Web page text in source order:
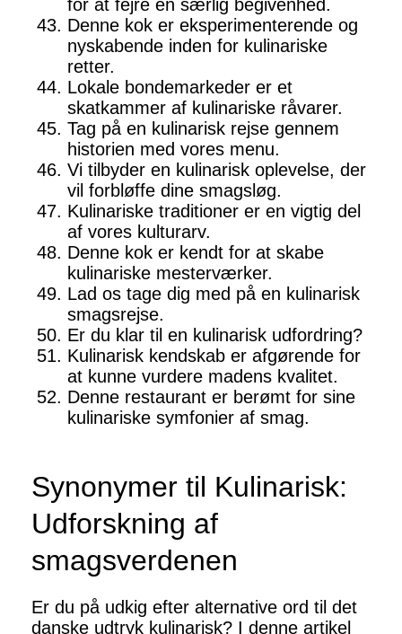
for at fejre en særlig begivenhed.
Denne kok er eksperimenterende og
nyskabende inden for kulinariske
retter.
Lokale bondemarkeder er et
skatkammer af kulinariske råvarer.
Tag på en kulinarisk rejse gennem
historien med vores menu.
Vi tilbyder en kulinarisk oplevelse, der
vil forbløffe dine smagsløg.
Kulinariske traditioner er en vigtig del
af vores kulturarv.
Denne kok er kendt for at skabe
kulinariske mesterværker.
Lad os tage dig med på en kulinarisk
smagsrejse.
Er du klar til en kulinarisk udfordring?
Kulinarisk kendskab er afgørende for
at kunne vurdere madens kvalitet.
Denne restaurant er berømt for sine
kulinariske symfonier af smag.
Synonymer til Kulinarisk:
Udforskning af
smagsverdenen
Er du på udkig efter alternative ord til det
danske udtryk kulinarisk? I denne artikel